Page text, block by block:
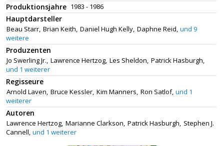
Produktionsjahre 1983 - 1986
Hauptdarsteller
Beau Starr, Brian Keith, Daniel Hugh Kelly, Daphne Reid, und 9
weitere
Produzenten
Jo Swerling Jr., Lawrence Hertzog, Les Sheldon, Patrick Hasburgh,
und 1 weiterer
Regisseure
Arnold Laven, Bruce Kessler, Kim Manners, Ron Satlof, und 1
weiterer
Autoren
Lawrence Hertzog, Marianne Clarkson, Patrick Hasburgh, Stephen J.
Cannell, und 1 weiterer